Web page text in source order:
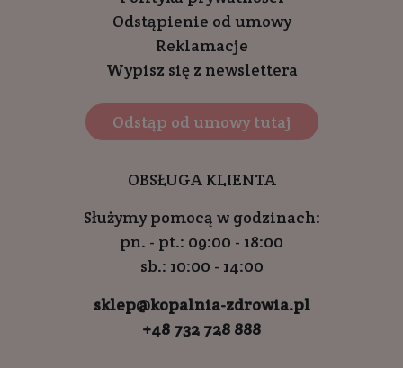
Odstąpienie od umowy
Reklamacje
Wypisz się z newslettera
Odstąp od umowy tutaj
OBSŁUGA KLIENTA
Służymy pomocą w godzinach:
pn. - pt.: 09:00 - 18:00
sb.: 10:00 - 14:00
sklep@kopalnia-zdrowia.pl
+48 732 728 888